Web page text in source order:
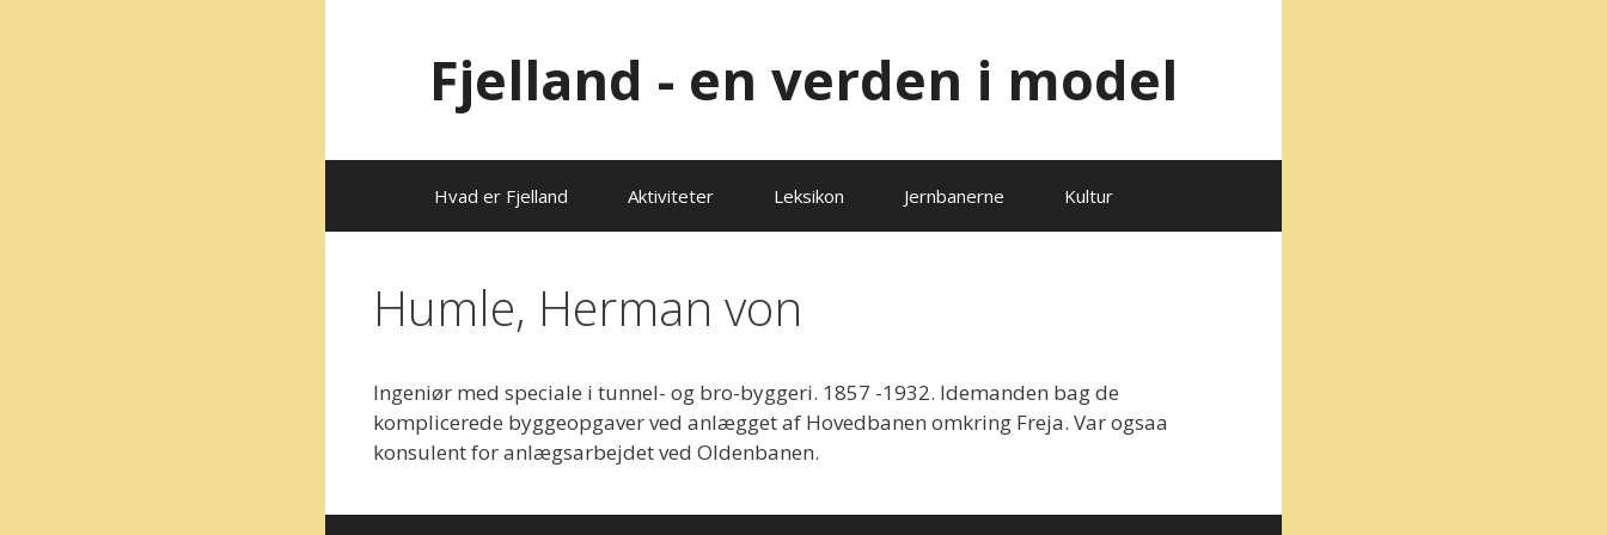
Fjelland - en verden i model
Hvad er Fjelland Aktiviteter Leksikon Jernbanerne Kultur
Humle, Herman von
Ingeniør med speciale i tunnel- og bro-byggeri. 1857 -1932. Idemanden bag de
komplicerede byggeopgaver ved anlægget af Hovedbanen omkring Freja. Var ogsaa
konsulent for anlægsarbejdet ved Oldenbanen.